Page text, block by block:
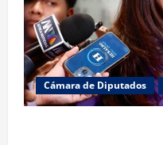
Cámara de Diputados